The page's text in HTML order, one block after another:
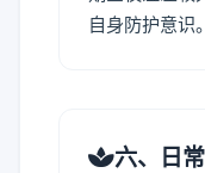
自身防护意识。
六、日